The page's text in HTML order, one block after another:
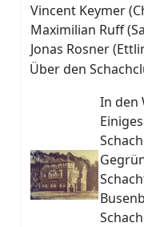
Vincent Keymer
Maximilian Ruff
Jonas Rosner
Über den
In den